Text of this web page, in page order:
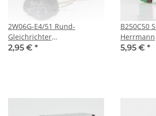
2W06G-E4/51 Rund-
Gleichrichter
Brückengleichrichter
2,95 € *
B250C50
Herrmann
5,95 € *